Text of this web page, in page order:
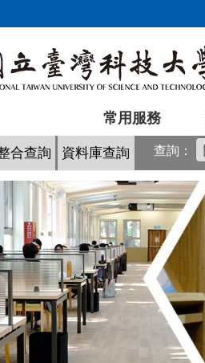
常用服務
合查詢 資料庫查詢 查詢：